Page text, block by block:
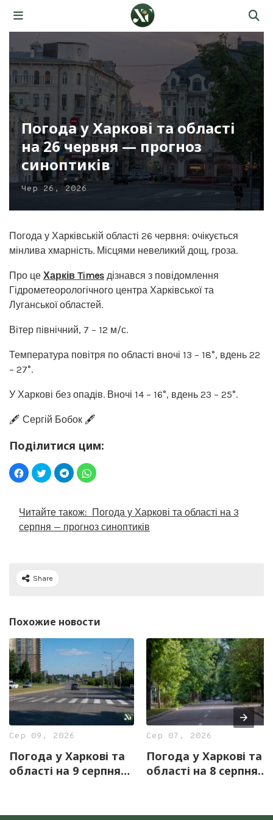
Погода у Харкові та області
на 26 червня — прогноз
синоптиків
Чер 26, 2026
Погода у Харківській області 26 червня: очікується
мінлива хмарність. Місцями невеликий дощ, гроза.
Про це Харків Times дізнався з повідомлення
Гідрометеорологічного центра Харківської та
Луганської областей.
Вітер північний, 7 – 12 м/с.
Температура повітря по області вночі 13 – 18°, вдень 22
– 27°.
У Харкові без опадів. Вночі 14 – 16°, вдень 23 – 25°.
🖋️ Сергій Бобок 🖋️
Поділитися цим:
Читайте також: Погода у Харкові та області на 3
серпня — прогноз синоптиків
Share
Похожие новости
Сер 09, 2026
Погода у Харкові та
області на 9 серпня
Сер 07, 2026
Погода у Харкові та
області на 8 серпня